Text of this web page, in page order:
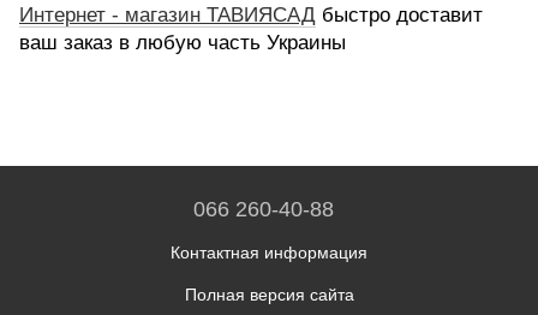
Интернет - магазин ТАВИЯСАД быстро доставит
ваш заказ в любую часть Украины
066 260-40-88
Контактная информация
Полная версия сайта